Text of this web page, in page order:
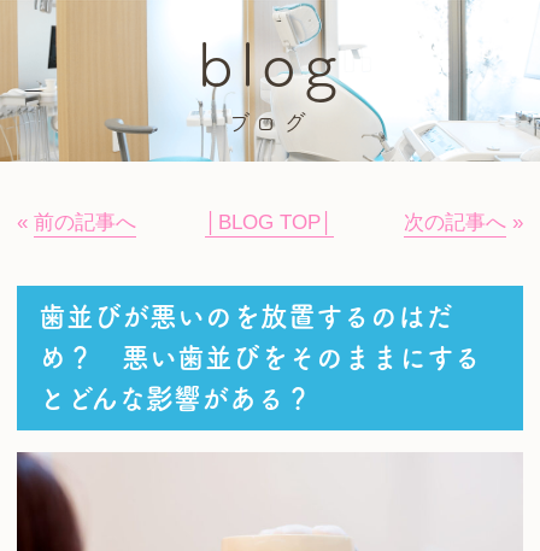
blog
ブログ
«前の記事へ │BLOG TOP│ 次の記事へ»
歯並びが悪いのを放置するのはだ
め？ 悪い歯並びをそのままにする
とどんな影響がある？